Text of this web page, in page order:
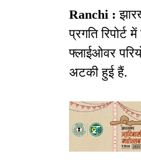
Ranchi :
प्रगति
फ्लाईओवर
अटकी हुई हैं.